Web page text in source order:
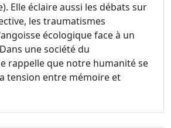
Elle éclaire aussi les débats sur
les traumatismes
écologique face à un
une société du
rappelle que notre humanité se
tension entre mémoire et